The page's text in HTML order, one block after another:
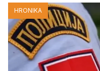
HRONIKA